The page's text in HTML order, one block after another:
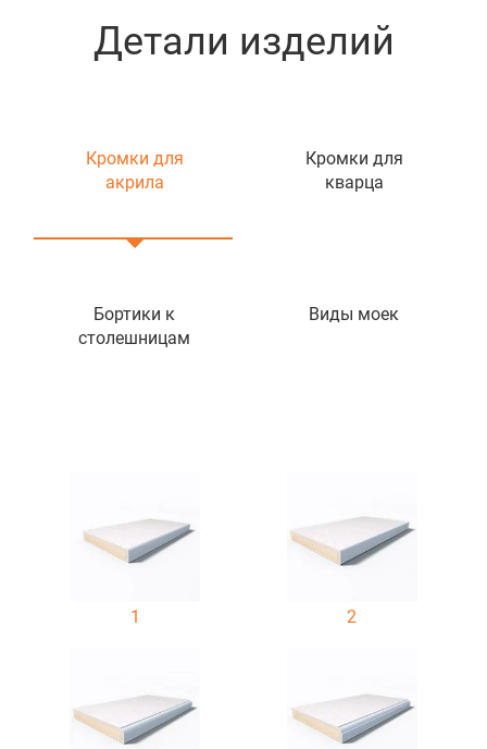
Детали изделий
Кромки для
акрила
Кромки для
кварца
Бортики к
столешницам
Виды моек
1 2